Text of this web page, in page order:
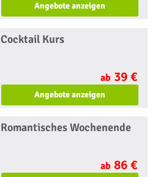
Angebote anzeigen
Cocktail Kurs
ab 39 €
Angebote anzeigen
Romantisches Wochenende
ab 86 €